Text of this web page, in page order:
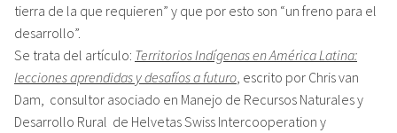
tierra de la que requieren” y que por esto son “un freno para el
desarrollo”.
Se trata del artículo: Territorios Indígenas en América Latina:
lecciones aprendidas y desafíos a futuro , escrito por Chris van
Dam, consultor asociado en Manejo de Recursos Naturales y
Desarrollo Rural de Helvetas Swiss Intercooperation y